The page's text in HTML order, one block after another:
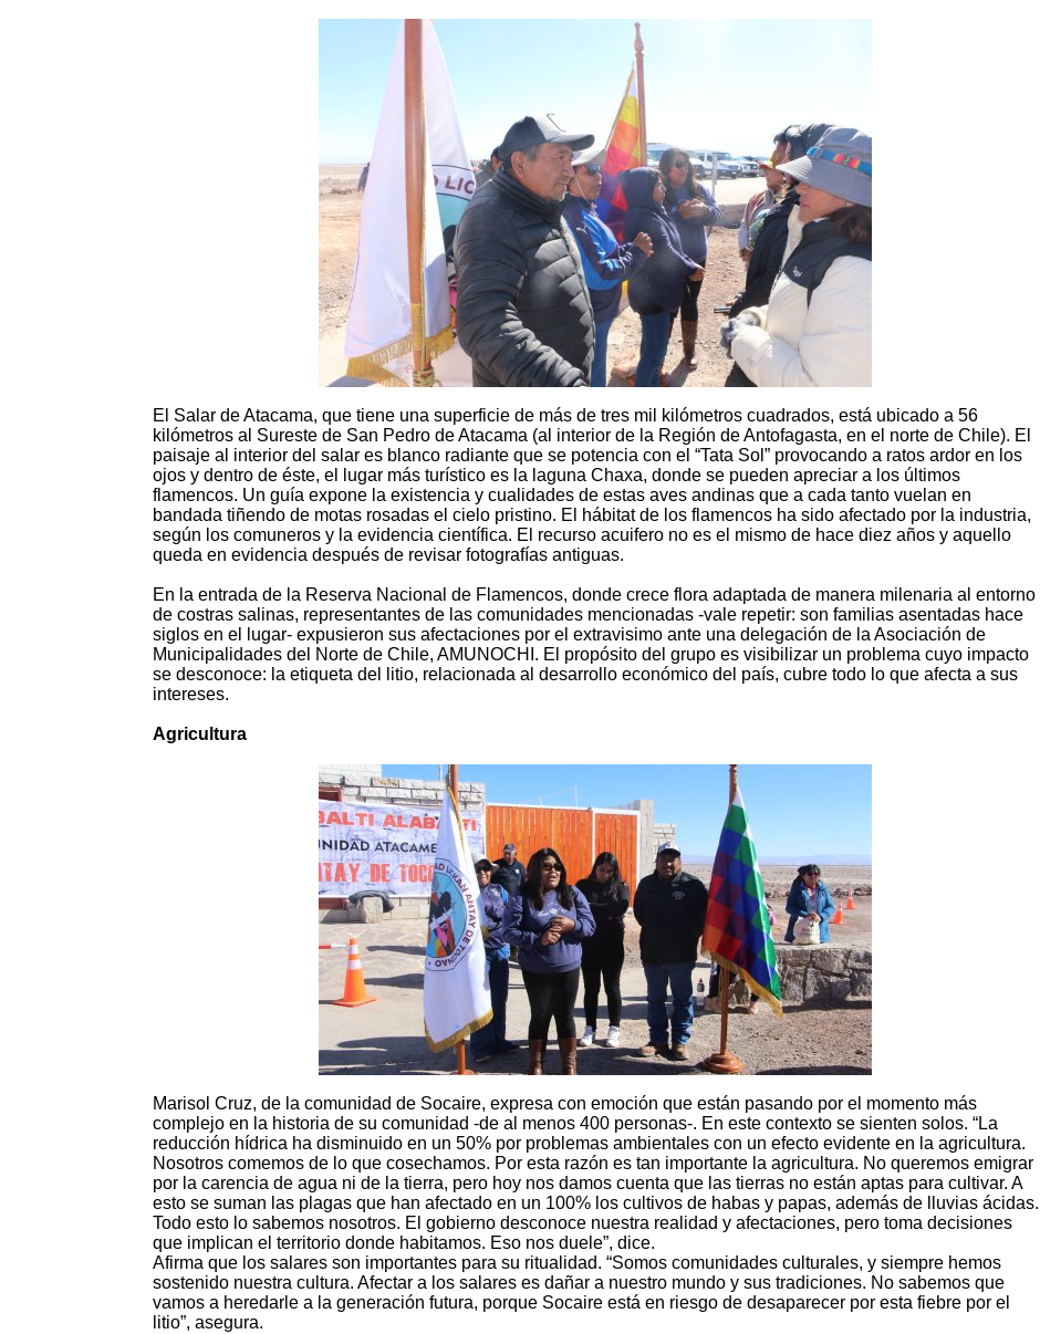
El Salar de Atacama, que tiene una superficie de más de tres mil kilómetros cuadrados, está ubicado a 56
kilómetros al Sureste de San Pedro de Atacama (al interior de la Región de Antofagasta, en el norte de Chile). El
paisaje al interior del salar es blanco radiante que se potencia con el “Tata Sol” provocando a ratos ardor en los
ojos y dentro de éste, el lugar más turístico es la laguna Chaxa, donde se pueden apreciar a los últimos
flamencos. Un guía expone la existencia y cualidades de estas aves andinas que a cada tanto vuelan en
bandada tiñendo de motas rosadas el cielo pristino. El hábitat de los flamencos ha sido afectado por la industria,
según los comuneros y la evidencia científica. El recurso acuifero no es el mismo de hace diez años y aquello
queda en evidencia después de revisar fotografías antiguas.
En la entrada de la Reserva Nacional de Flamencos, donde crece flora adaptada de manera milenaria al entorno
de costras salinas, representantes de las comunidades mencionadas -vale repetir: son familias asentadas hace
siglos en el lugar- expusieron sus afectaciones por el extravisimo ante una delegación de la Asociación de
Municipalidades del Norte de Chile, AMUNOCHI. El propósito del grupo es visibilizar un problema cuyo impacto
se desconoce: la etiqueta del litio, relacionada al desarrollo económico del país, cubre todo lo que afecta a sus
intereses.
Agricultura
Marisol Cruz, de la comunidad de Socaire, expresa con emoción que están pasando por el momento más
complejo en la historia de su comunidad -de al menos 400 personas-. En este contexto se sienten solos. “La
reducción hídrica ha disminuido en un 50% por problemas ambientales con un efecto evidente en la agricultura.
Nosotros comemos de lo que cosechamos. Por esta razón es tan importante la agricultura. No queremos emigrar
por la carencia de agua ni de la tierra, pero hoy nos damos cuenta que las tierras no están aptas para cultivar. A
esto se suman las plagas que han afectado en un 100% los cultivos de habas y papas, además de lluvias ácidas.
Todo esto lo sabemos nosotros. El gobierno desconoce nuestra realidad y afectaciones, pero toma decisiones
que implican el territorio donde habitamos. Eso nos duele”, dice.
Afirma que los salares son importantes para su ritualidad. “Somos comunidades culturales, y siempre hemos
sostenido nuestra cultura. Afectar a los salares es dañar a nuestro mundo y sus tradiciones. No sabemos que
vamos a heredarle a la generación futura, porque Socaire está en riesgo de desaparecer por esta fiebre por el
litio”, asegura.